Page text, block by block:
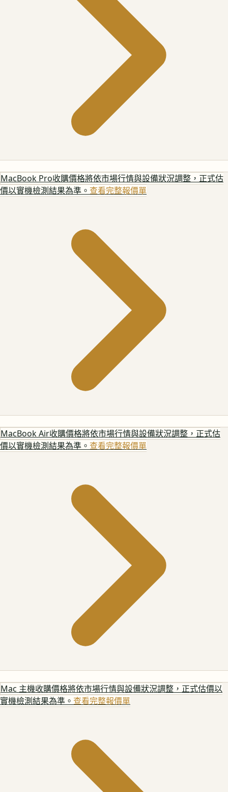
MacBook Pro收購價格將依市場行情與設備狀況調整，正式估
價以實機檢測結果為準。 查看完整報價單
MacBook Air收購價格將依市場行情與設備狀況調整，正式估
價以實機檢測結果為準。 查看完整報價單
Mac 主機收購價格將依市場行情與設備狀況調整，正式估價以
實機檢測結果為準。 查看完整報價單